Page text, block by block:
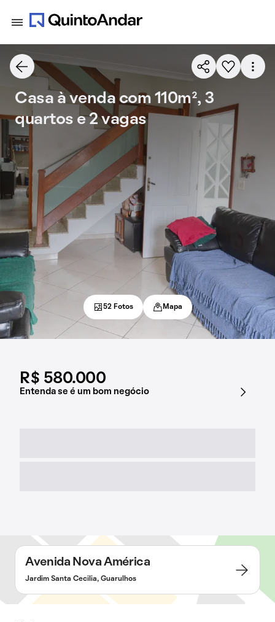
R$ 580.000
Entenda se é um bom negócio
Casa à venda com 110m², 3
quartos e 2 vagas
52 Fotos Mapa
Avenida Nova América
Jardim Santa Cecilia, Guarulhos